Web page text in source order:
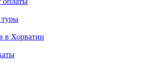
туры
в Хорватии